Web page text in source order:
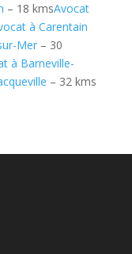
– 18 kmsAvocat
à Carentain
Mer– 30
à Barneville-
– 32 kms